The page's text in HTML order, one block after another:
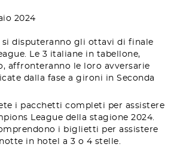
2024
si disputeranno gli ottavi di finale
Le 3 italiane in tabellone,
affronteranno le loro avversarie
dalla fase a gironi in Seconda
i pacchetti completi per assistere
League della stagione 2024.
i biglietti per assistere
in hotel a 3 o 4 stelle.